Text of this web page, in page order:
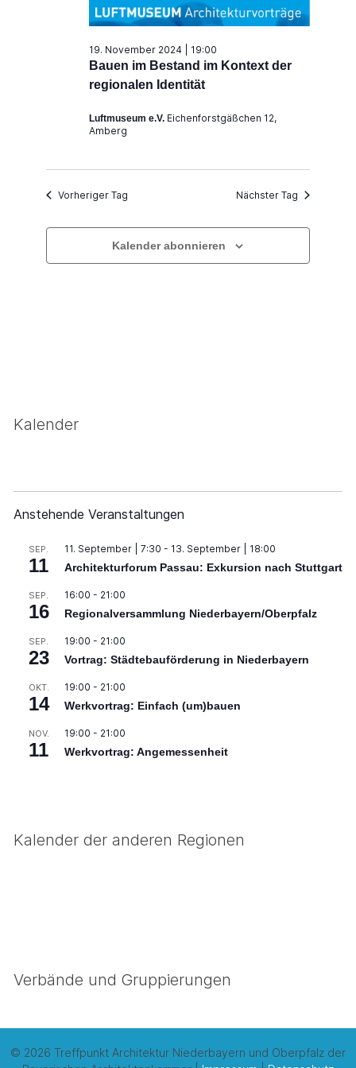
November
2024
Bauen im Bestand im Kontext der
regionalen Identität
19. November 2024 | 19:00
Luftmuseum e.V. Eichenforstgäßchen 12,
Amberg
Vorheriger Tag Nächster Tag
Kalender abonnieren
Kalender
Anstehende Veranstaltungen
SEP.
11
11. September | 7:30 - 13. September | 18:00
Architekturforum Passau: Exkursion nach Stuttgart
SEP.
16
16:00 - 21:00
Regionalversammlung Niederbayern/Oberpfalz
SEP.
23
19:00 - 21:00
Vortrag: Städtebauförderung in Niederbayern
OKT.
14
19:00 - 21:00
Werkvortrag: Einfach (um)bauen
NOV.
11
19:00 - 21:00
Werkvortrag: Angemessenheit
Kalender der anderen Regionen
Verbände und Gruppierungen
© 2026 Treffpunkt Architektur Niederbayern und Oberpfalz der